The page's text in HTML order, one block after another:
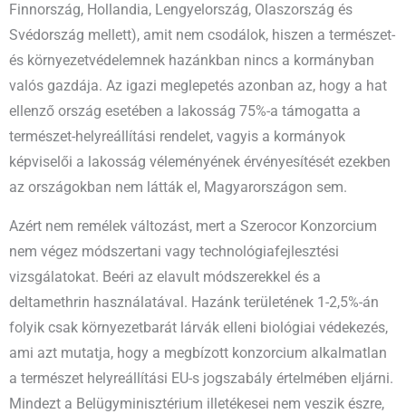
Finnország, Hollandia, Lengyelország, Olaszország és
Svédország mellett), amit nem csodálok, hiszen a természet-
és környezetvédelemnek hazánkban nincs a kormányban
valós gazdája. Az igazi meglepetés azonban az, hogy a hat
ellenző ország esetében a lakosság 75%-a támogatta a
természet-helyreállítási rendelet, vagyis a kormányok
képviselői a lakosság véleményének érvényesítését ezekben
az országokban nem látták el, Magyarországon sem.
Azért nem remélek változást, mert a Szerocor Konzorcium
nem végez módszertani vagy technológiafejlesztési
vizsgálatokat. Beéri az elavult módszerekkel és a
deltamethrin használatával. Hazánk területének 1-2,5%-án
folyik csak környezetbarát lárvák elleni biológiai védekezés,
ami azt mutatja, hogy a megbízott konzorcium alkalmatlan
a természet helyreállítási EU-s jogszabály értelmében eljárni.
Mindezt a Belügyminisztérium illetékesei nem veszik észre,